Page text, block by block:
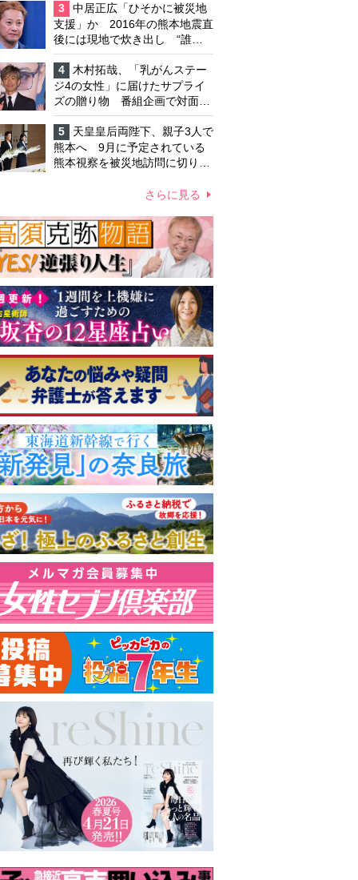
3
中居正広「ひそかに被災地
支援」か 2016年の熊本地震直
後には現地で炊き出し “誰に
も知られなくて良い”と、むし
ろ強まる福祉活動への思い
4
木村拓哉、「乳がんステー
ジ4の女性」に届けたサプライ
ズの贈り物 番組企画で対面し
たファンが、夢と希望を与える
心遣いに「うれしくて号泣しま
した」
5
天皇皇后両陛下、親子3人で
熊本へ 9月に予定されている
熊本視察を被災地訪問に切り替
夫妻から受け継ぐ“国民への寄
さらに見る